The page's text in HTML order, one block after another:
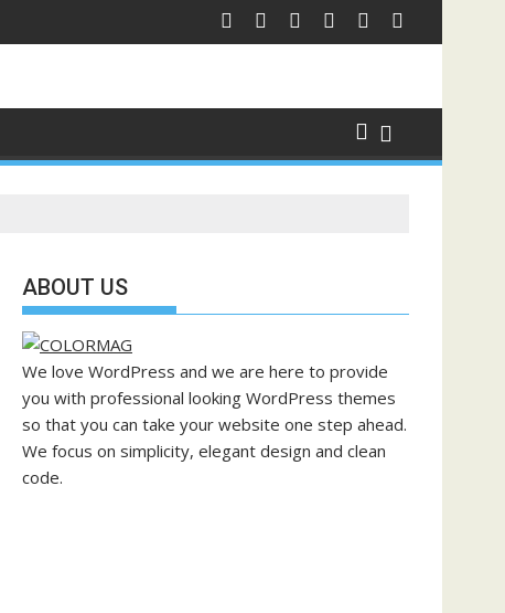
ABOUT US
We love WordPress and we are here to provide
you with professional looking WordPress themes
so that you can take your website one step ahead.
We focus on simplicity, elegant design and clean
code.